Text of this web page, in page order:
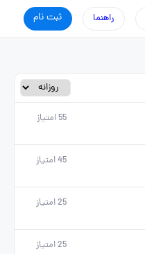
ثبت نام راهنما
55امتیاز
45امتیاز
25امتیاز
25امتیاز